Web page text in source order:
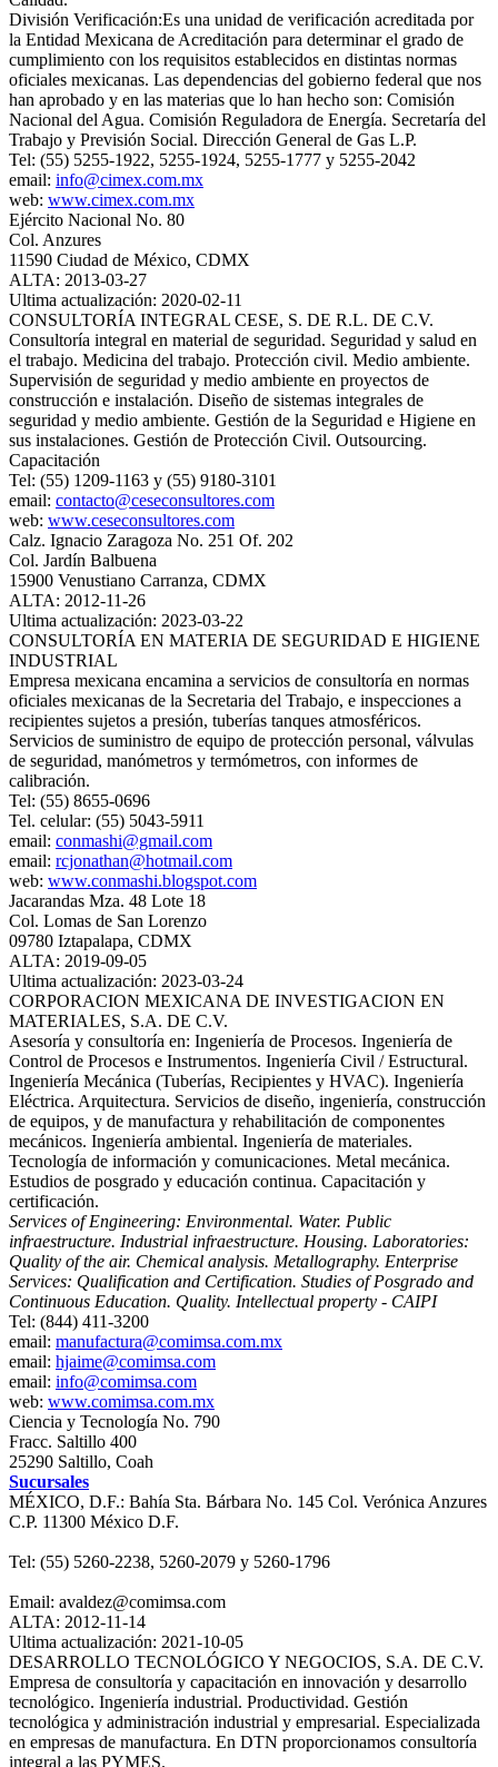
División Verificación:Es una unidad de verificación acreditada por
la Entidad Mexicana de Acreditación para determinar el grado de
cumplimiento con los requisitos establecidos en distintas normas
oficiales mexicanas. Las dependencias del gobierno federal que nos
han aprobado y en las materias que lo han hecho son: Comisión
Nacional del Agua. Comisión Reguladora de Energía. Secretaría del
Trabajo y Previsión Social. Dirección General de Gas L.P.
Tel: (55) 5255-1922, 5255-1924, 5255-1777 y 5255-2042
email: info@cimex.com.mx
web: www.cimex.com.mx
Ejército Nacional No. 80
Col. Anzures
11590 Ciudad de México, CDMX
ALTA: 2013-03-27
Ultima actualización: 2020-02-11
CONSULTORÍA INTEGRAL CESE, S. DE R.L. DE C.V.
Consultoría integral en material de seguridad. Seguridad y salud en
el trabajo. Medicina del trabajo. Protección civil. Medio ambiente.
Supervisión de seguridad y medio ambiente en proyectos de
construcción e instalación. Diseño de sistemas integrales de
seguridad y medio ambiente. Gestión de la Seguridad e Higiene en
sus instalaciones. Gestión de Protección Civil. Outsourcing.
Capacitación
Tel: (55) 1209-1163 y (55) 9180-3101
email: contacto@ceseconsultores.com
web: www.ceseconsultores.com
Calz. Ignacio Zaragoza No. 251 Of. 202
Col. Jardín Balbuena
15900 Venustiano Carranza, CDMX
ALTA: 2012-11-26
Ultima actualización: 2023-03-22
CONSULTORÍA EN MATERIA DE SEGURIDAD E HIGIENE
INDUSTRIAL
Empresa mexicana encamina a servicios de consultoría en normas
oficiales mexicanas de la Secretaria del Trabajo, e inspecciones a
recipientes sujetos a presión, tuberías tanques atmosféricos.
Servicios de suministro de equipo de protección personal, válvulas
de seguridad, manómetros y termómetros, con informes de
calibración.
Tel: (55) 8655-0696
Tel. celular: (55) 5043-5911
email: conmashi@gmail.com
email: rcjonathan@hotmail.com
web: www.conmashi.blogspot.com
Jacarandas Mza. 48 Lote 18
Col. Lomas de San Lorenzo
09780 Iztapalapa, CDMX
ALTA: 2019-09-05
Ultima actualización: 2023-03-24
CORPORACION MEXICANA DE INVESTIGACION EN
MATERIALES, S.A. DE C.V.
Asesoría y consultoría en: Ingeniería de Procesos. Ingeniería de
Control de Procesos e Instrumentos. Ingeniería Civil / Estructural.
Ingeniería Mecánica (Tuberías, Recipientes y HVAC). Ingeniería
Eléctrica. Arquitectura. Servicios de diseño, ingeniería, construcción
de equipos, y de manufactura y rehabilitación de componentes
mecánicos. Ingeniería ambiental. Ingeniería de materiales.
Tecnología de información y comunicaciones. Metal mecánica.
Estudios de posgrado y educación continua. Capacitación y
certificación.
Services of Engineering: Environmental. Water. Public
infraestructure. Industrial infraestructure. Housing. Laboratories:
Quality of the air. Chemical analysis. Metallography. Enterprise
Services: Qualification and Certification. Studies of Posgrado and
Continuous Education. Quality. Intellectual property - CAIPI
Tel: (844) 411-3200
email: manufactura@comimsa.com.mx
email: hjaime@comimsa.com
email: info@comimsa.com
web: www.comimsa.com.mx
Ciencia y Tecnología No. 790
Fracc. Saltillo 400
25290 Saltillo, Coah
Sucursales
MÉXICO, D.F.: Bahía Sta. Bárbara No. 145 Col. Verónica Anzures
C.P. 11300 México D.F.
Tel: (55) 5260-2238, 5260-2079 y 5260-1796
Email: avaldez@comimsa.com
ALTA: 2012-11-14
Ultima actualización: 2021-10-05
DESARROLLO TECNOLÓGICO Y NEGOCIOS, S.A. DE C.V.
Empresa de consultoría y capacitación en innovación y desarrollo
tecnológico. Ingeniería industrial. Productividad. Gestión
tecnológica y administración industrial y empresarial. Especializada
en empresas de manufactura. En DTN proporcionamos consultoría
integral a las PYMES.